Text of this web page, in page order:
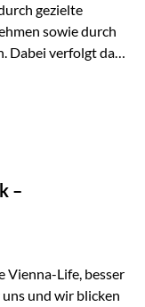
gezielte
sowie durch
Dabei verfolgt das
die
Life steht
auf
nachhaltige
Value Investing
–
Vienna-Life, besser
und wir blicken